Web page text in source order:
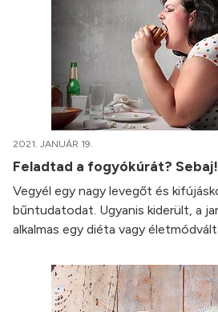
2021. JANUÁR 19.
Feladtad a fogyókúrát? Sebaj!
Vegyél egy nagy levegőt és
bűntudatodat. Ugyanis kiderült, a
alkalmas egy diéta vagy